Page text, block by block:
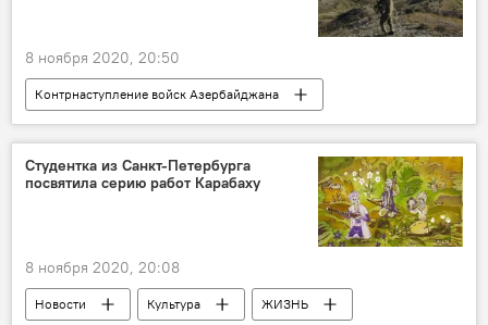
обстрел
8 ноября 2020, 20:50
Контрнаступление войск Азербайджана
Новости
Азербайджан
Карабах
Министерство обороны АР
Шуша
противник
Дезинформация
Студентка из Санкт-Петербурга
посвятила серию работ Карабаху
8 ноября 2020, 20:08
Новости Культура
ЖИЗНЬ